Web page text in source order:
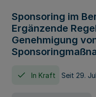
Sponsoring im
Ergänzende
Genehmigung
In Kraft Seit 29.